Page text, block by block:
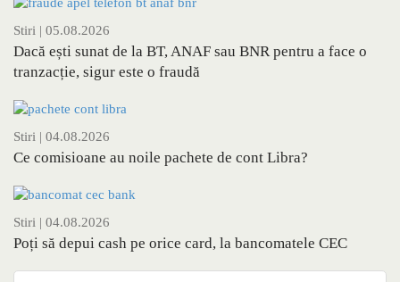
Stiri | 05.08.2026
Dacă ești sunat de la BT, ANAF sau BNR pentru a face o
tranzacție, sigur este o fraudă
Stiri | 04.08.2026
Ce comisioane au noile pachete de cont Libra?
Stiri | 04.08.2026
Poți să depui cash pe orice card, la bancomatele CEC